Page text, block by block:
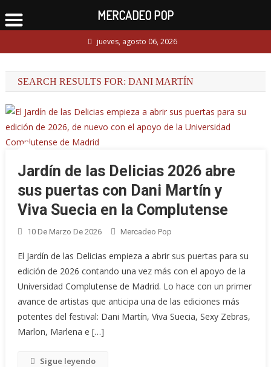
to
jueves, agosto 06, 2026
SEARCH RESULTS FOR: DANI MARTÍN
Jardín de las Delicias 2026 abre
sus puertas con Dani Martín y
Viva Suecia en la Complutense
10 De Marzo De 2026 Mercadeo Pop
El Jardín de las Delicias empieza a abrir sus puertas para su
edición de 2026 contando una vez más con el apoyo de la
Universidad Complutense de Madrid. Lo hace con un primer
avance de artistas que anticipa una de las ediciones más
potentes del festival: Dani Martín, Viva Suecia, Sexy Zebras,
Marlon, Marlena e […]
Sigue leyendo
MERCADEO POP